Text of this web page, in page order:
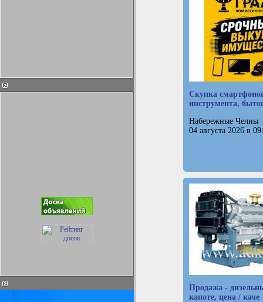
Скупка
инструмента,
Набережные Челны
04 августа 2026 в
Продажа -
капоте, цена / каче